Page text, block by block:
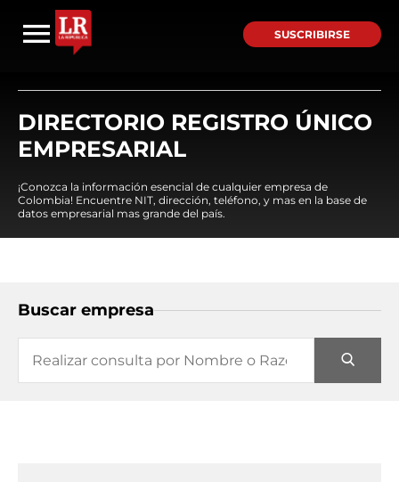
SUSCRIBIRSE
DIRECTORIO REGISTRO ÚNICO
EMPRESARIAL
¡Conozca la información esencial de cualquier empresa de
Colombia! Encuentre NIT, dirección, teléfono, y mas en la base de
datos empresarial mas grande del país.
Buscar empresa